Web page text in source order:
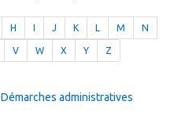
H J K L M N
V W X Y Z
Démarches administratives